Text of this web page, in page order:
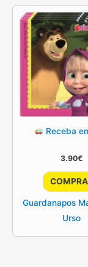
Receba
3.90€
Guardanapos
Urso